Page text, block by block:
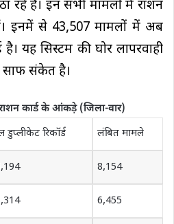
रहे हैं। इन सभी मामलों में राशन
इनमें से 43,507 मामलों में अब
यह सिस्टम की घोर लापरवाही
साफ संकेत है।
कार्ड के आंकड़े (जिला-वार)
डुप्लीकेट रिकॉर्ड लंबित मामले
8,154
6,455